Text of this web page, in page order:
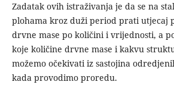
Zadatak ovih istraživanja je da se na
plohama kroz duži period prati utjecaj
drvne mase po količini i vrijednosti, a
koje količine drvne mase i kakvu
možemo očekivati iz sastojina
kada provodimo proredu.